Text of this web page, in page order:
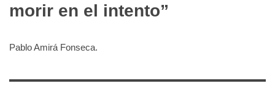
morir en el intento”
Pablo Amirá Fonseca.